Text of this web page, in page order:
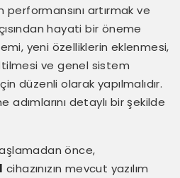
performansını artırmak ve
hayati bir öneme
yeni özelliklerin eklenmesi,
ve genel sistem
düzenli olarak yapılmalıdır.
detaylı bir şekilde
önce,
cihazınızın mevcut yazılım